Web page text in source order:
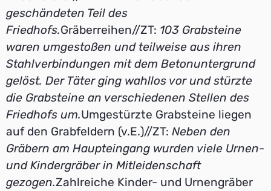
geschändeten Teil des
Friedhofs.Gräberreihen//ZT: 103 Grabsteine
waren umgestoßen und teilweise aus ihren
Stahlverbindungen mit dem Betonuntergrund
gelöst. Der Täter ging wahllos vor und stürzte
die Grabsteine an verschiedenen Stellen des
Friedhofs um.Umgestürzte Grabsteine liegen
auf den Grabfeldern (v.E.)//ZT: Neben den
Gräbern am Haupteingang wurden viele Urnen-
und Kindergräber in Mitleidenschaft
gezogen.Zahlreiche Kinder- und Urnengräber